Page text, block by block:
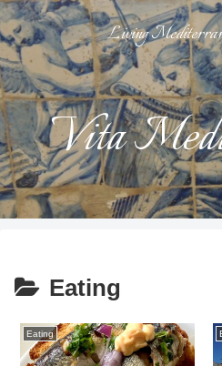
Living
Vita
Eating
Eating